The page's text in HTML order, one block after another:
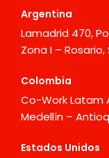
Argentina
Lamadrid 470,
Zona I – Rosario,
Colombia
Co-Work Latam
Medellín –
Estados Unidos